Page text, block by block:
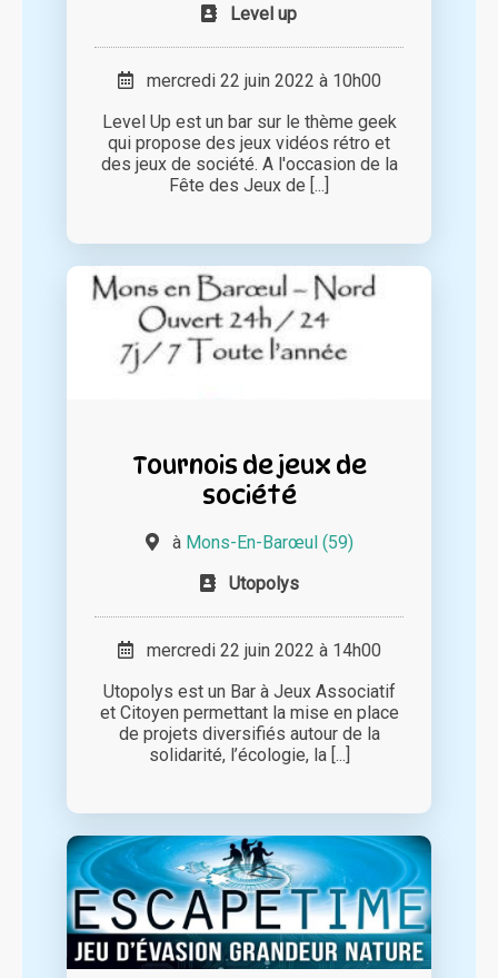
Level up
mercredi 22 juin 2022 à 10h00
Level Up est un bar sur le thème geek
qui propose des jeux vidéos rétro et
des jeux de société. A l'occasion de la
Fête des Jeux de [...]
Tournois de jeux de
société
à Mons-En-Barœul (59)
Utopolys
mercredi 22 juin 2022 à 14h00
Utopolys est un Bar à Jeux Associatif
et Citoyen permettant la mise en place
de projets diversifiés autour de la
solidarité, l’écologie, la [...]